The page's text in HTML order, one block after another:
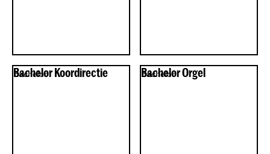
Bachelor Koordirectie
Bachelor Bachelor Orgel
Bachelor